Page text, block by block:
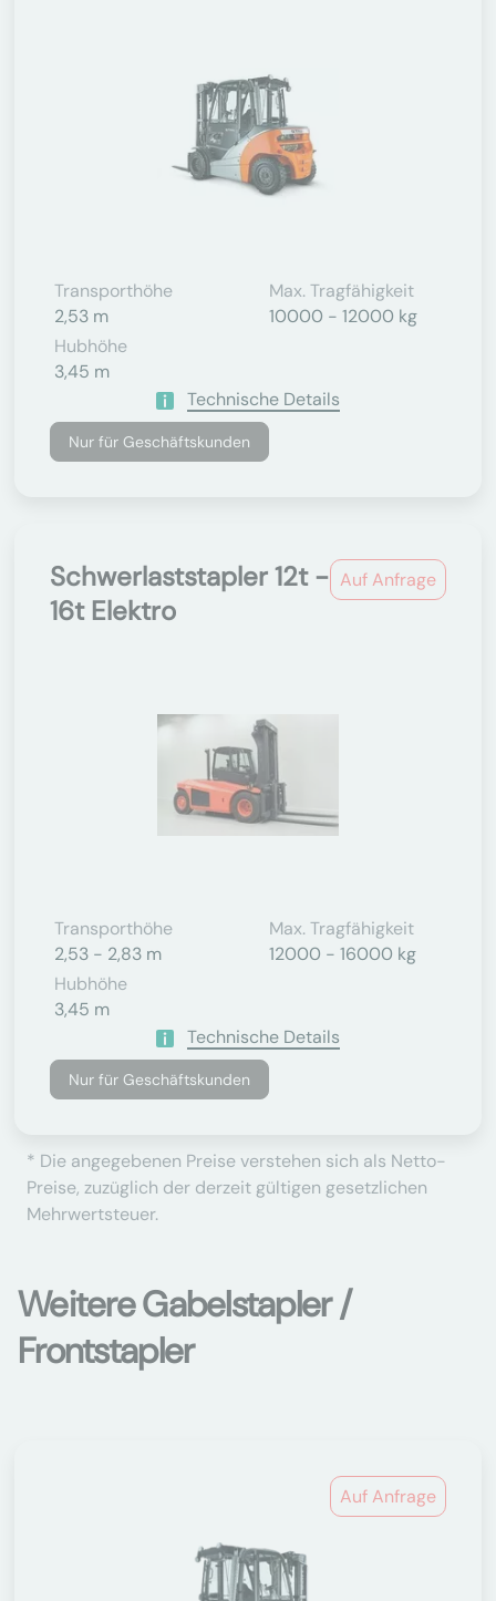
Transporthöhe
2,53 m
Max. Tragfähigkeit
10000 - 12000 kg
Hubhöhe
3,45 m
Technische Details
Nur für Geschäftskunden
Auf Anfrage
Schwerlaststapler 12t -
16t Elektro
Transporthöhe
2,53 - 2,83 m
Max. Tragfähigkeit
12000 - 16000 kg
Hubhöhe
3,45 m
Technische Details
Nur für Geschäftskunden
* Die angegebenen Preise verstehen sich als Netto-
Preise, zuzüglich der derzeit gültigen gesetzlichen
Mehrwertsteuer.
Weitere Gabelstapler /
Frontstapler
Auf Anfrage